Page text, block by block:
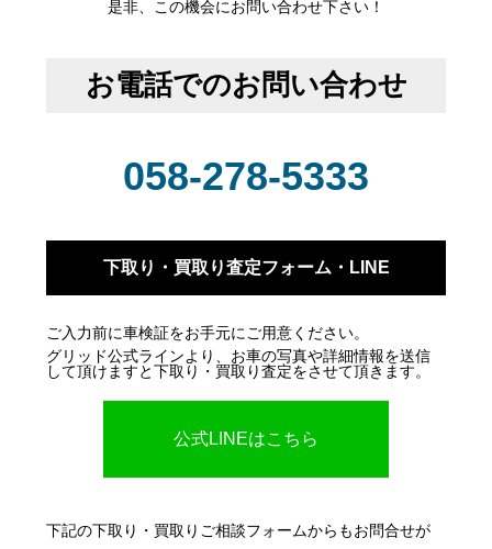
是非、この機会にお問い合わせ下さい！
お電話でのお問い合わせ
058-278-5333
下取り・買取り査定フォーム・LINE
ご入力前に車検証をお手元にご用意ください。
グリッド公式ラインより、お車の写真や詳細情報を送信
して頂けますと下取り・買取り査定をさせて頂きます。
公式LINEはこちら
下記の下取り・買取りご相談フォームからもお問合せが